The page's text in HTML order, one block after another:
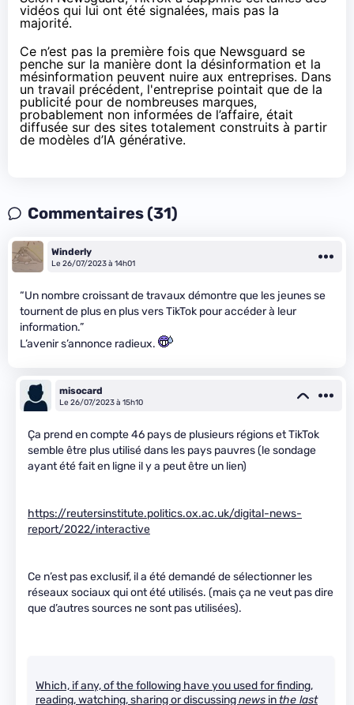
vidéos qui lui ont été signalées, mais pas la
majorité.
Ce n’est pas la première fois que Newsguard se
penche sur la manière dont la désinformation et la
mésinformation peuvent nuire aux entreprises. Dans
un travail précédent, l'entreprise pointait que de la
publicité pour de nombreuses marques,
probablement non informées de l’affaire, était
diffusée sur des sites totalement construits à partir
de modèles d’IA générative.
Commentaires (31)
Winderly
Le 26/07/2023 à 14h01
“Un nombre croissant de travaux démontre que les jeunes se
tournent de plus en plus vers TikTok pour accéder à leur
information.”
L’avenir s’annonce radieux.
misocard
Le 26/07/2023 à 15h10
Ça prend en compte 46 pays de plusieurs régions et TikTok
semble être plus utilisé dans les pays pauvres (le sondage
ayant été fait en ligne il y a peut être un lien)
https://reutersinstitute.politics.ox.ac.uk/digital-news-
report/2022/interactive
Ce n’est pas exclusif, il a été demandé de sélectionner les
réseaux sociaux qui ont été utilisés. (mais ça ne veut pas dire
que d’autres sources ne sont pas utilisées).
Which, if any, of the following have you used for finding,
reading, watching, sharing or discussingnews inthe last